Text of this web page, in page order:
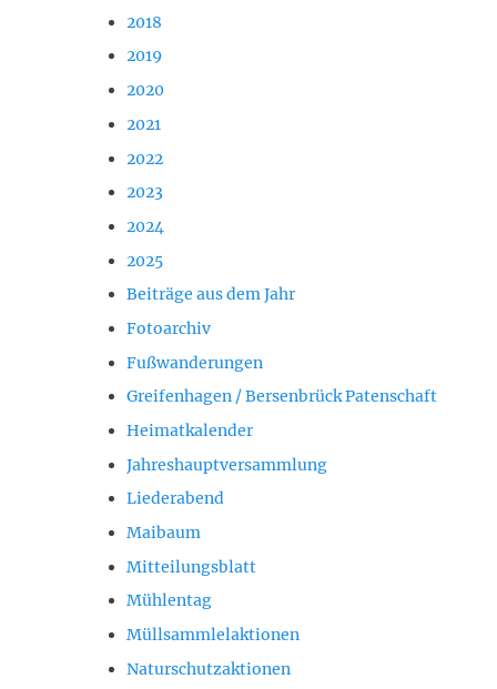
2018
2019
2020
2021
2022
2023
2024
2025
Beiträge aus dem Jahr
Fotoarchiv
Fußwanderungen
Greifenhagen / Bersenbrück Patenschaft
Heimatkalender
Jahreshauptversammlung
Liederabend
Maibaum
Mitteilungsblatt
Mühlentag
Müllsammlelaktionen
Naturschutzaktionen